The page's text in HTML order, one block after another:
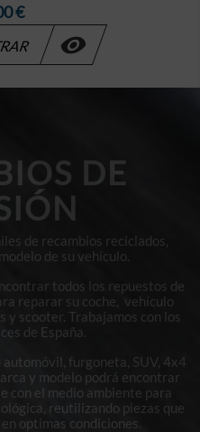
€

DE
de recambios reciclados,
de su vehículo.
todos los repuestos de
reparar su coche, vehículo
scooter. Trabajamos con los
de España.
furgoneta, SUV, 4x4
y modelo podrá encontrar
con el medio ambiente para
reutilizando piezas que
optimas condiciones.